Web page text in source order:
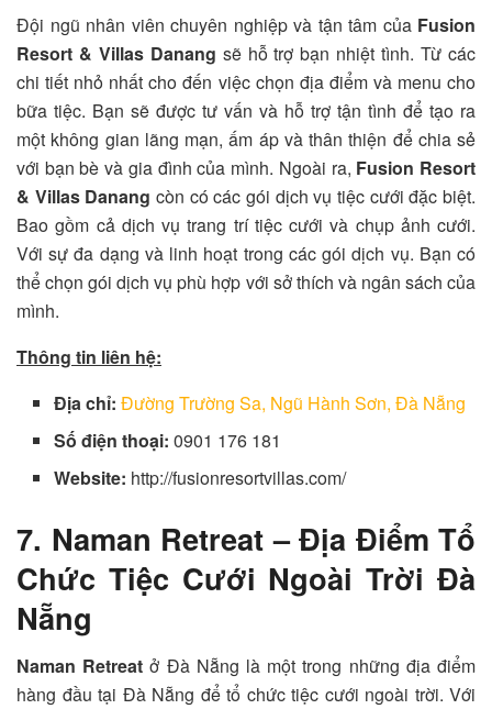
Đội ngũ nhân viên chuyên nghiệp và tận tâm củaFusion
Resort & Villas Danang sẽ hỗ trợ bạn nhiệt tình. Từ các
chi tiết nhỏ nhất cho đến việc chọn địa điểm và menu cho
bữa tiệc. Bạn sẽ được tư vấn và hỗ trợ tận tình để tạo ra
một không gian lãng mạn, ấm áp và thân thiện để chia sẻ
với bạn bè và gia đình của mình. Ngoài ra, Fusion Resort
& Villas Danang còn có các gói dịch vụ tiệc cưới đặc biệt.
Bao gồm cả dịch vụ trang trí tiệc cưới và chụp ảnh cưới.
Với sự đa dạng và linh hoạt trong các gói dịch vụ. Bạn có
thể chọn gói dịch vụ phù hợp với sở thích và ngân sách của
mình.
Thông tin liên hệ:
Địa chỉ: Đường Trường Sa, Ngũ Hành Sơn, Đà Nẵng
Số điện thoại: 0901 176 181
Website: http://fusionresortvillas.com/
7. Naman Retreat – Địa Điểm Tổ
Chức Tiệc Cưới Ngoài Trời Đà
Nẵng
Naman Retreat ở Đà Nẵng là một trong những địa điểm
hàng đầu tại Đà Nẵng để tổ chức tiệc cưới ngoài trời. Với